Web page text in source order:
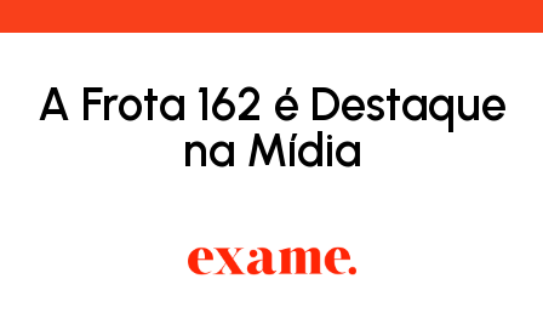
A Frota 162 é Destaque
na Mídia